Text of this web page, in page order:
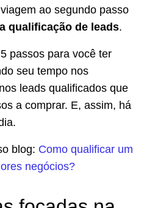
ao segundo passo
a qualificação de leads.
passos para você ter
seu tempo nos
leads qualificados que
a comprar. E, assim, há
blog: Como qualificar um
negócios?